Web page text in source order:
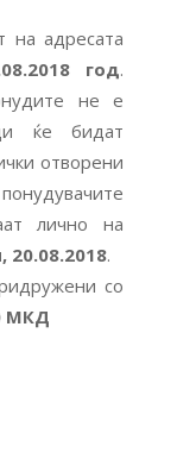
на адресата
год.
не е
ќе бидат
отворени
лично на
20.08.2018.
со
МКД